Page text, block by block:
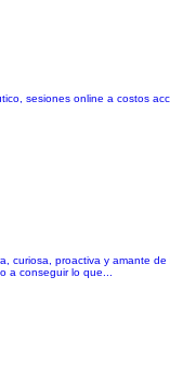
sesiones online a costos
curiosa, proactiva y amante
a conseguir lo que...